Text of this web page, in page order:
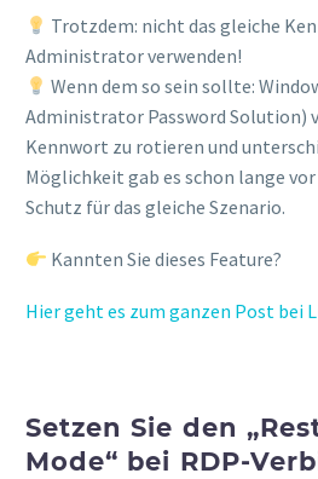
Trotzdem: nicht das gleiche
Administrator verwenden!
Wenn dem so sein sollte:
Administrator Password Solution)
Kennwort zu rotieren und
Möglichkeit gab es schon lange
Schutz für das gleiche Szenario.
Kannten Sie dieses Feature?
Hier geht es zum ganzen Post bei
Setzen Sie den
Mode“ bei RDP-